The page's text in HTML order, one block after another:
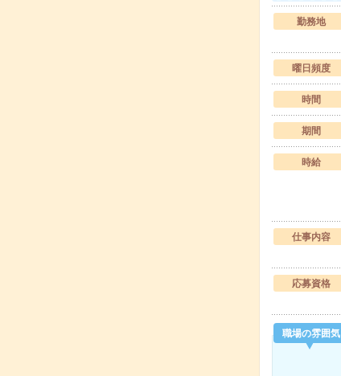
勤務地
曜日頻度
時間
期間
時給
仕事内容
応募資格
職場の雰囲気